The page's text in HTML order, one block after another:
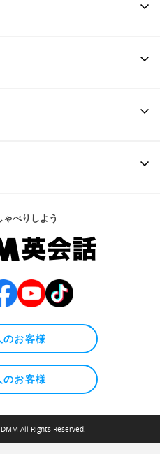
べりしよう
お客様
お客様
All Rights Reserved.